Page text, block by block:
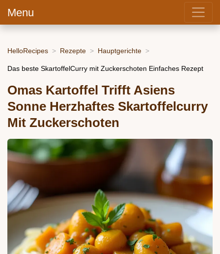
Menu
HelloRecipes Rezepte Hauptgerichte
Das beste SkartoffelCurry mit Zuckerschoten Einfaches Rezept
Omas Kartoffel Trifft Asiens
Sonne Herzhaftes Skartoffelcurry
Mit Zuckerschoten